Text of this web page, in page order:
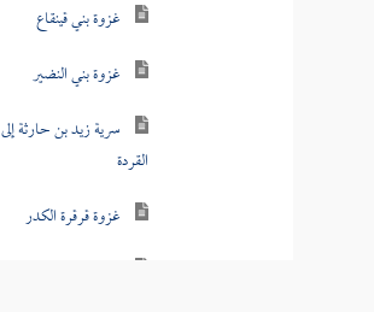
غزوة بني قينقاع
غزوة بني النضير
سرية زيد بن حارثة إلى
القردة
غزوة قرقرة الكدر